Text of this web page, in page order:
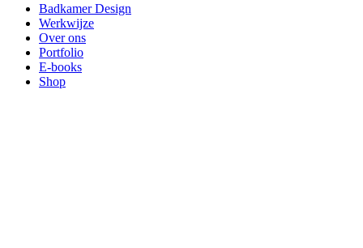
Badkamer Design
Werkwijze
Over ons
Portfolio
E-books
Shop